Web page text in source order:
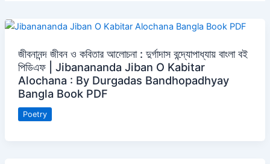
জীবনানন্দ জীবন ও কবিতার আলোচনা : দুর্গাদাস বন্দ্যোপাধ্যায় বাংলা বই
পিডিএফ | Jibanananda Jiban O Kabitar
Alochana : By Durgadas Bandhopadhyay
Bangla Book PDF
Poetry